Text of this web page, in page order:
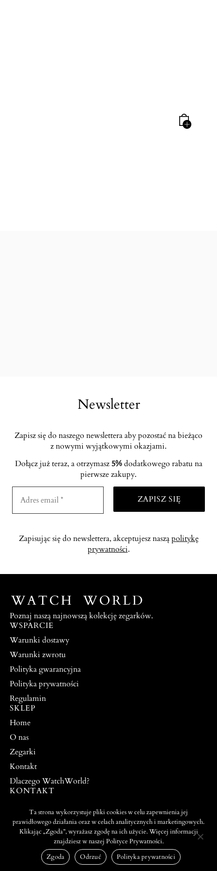
Newsletter
Zapisz się do naszego newslettera aby pozostać na bieżąco
z nowymi wyjątkowymi okazjami.
Dołącz już teraz, a otrzymasz 5%dodatkowego rabatu na
pierwsze zakupy.
Zapisując się do newslettera, akceptujesz nasząpolitykę
prywatności.
Poznaj naszą najnowszą kolekcję zegarków.
WSPARCIE
Warunki dostawy
Warunki zwrotu
Polityka gwarancyjna
Polityka prywatności
Regulamin
SKLEP
Home
O nas
Zegarki
Kontakt
Dlaczego WatchWorld?
KONTAKT
504 917 976
PROJEKT I WYKONANIE:
WEBTO.PL
© 2026 ALL RIGHTS
RESERVED
Ta strona wykorzystuje pliki cookies w celu zapewnienia jej
prawidłowego działania oraz w celach analitycznych i marketingowych.
Klikając „Zgoda”, wyrażasz zgodę na ich użycie. Więcej informacji
znajdziesz w naszej Polityce Prywatności.
Zgoda
Odrzuć Polityka prywatności